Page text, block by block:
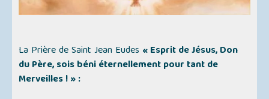
La Prière de Saint Jean Eudes « Esprit de Jésus, Don
du Père, sois béni éternellement pour tant de
Merveilles ! » :